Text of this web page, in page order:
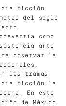
ficción
mitad del siglo
como
ante
observar la
las tramas
ficción la
En este
de México